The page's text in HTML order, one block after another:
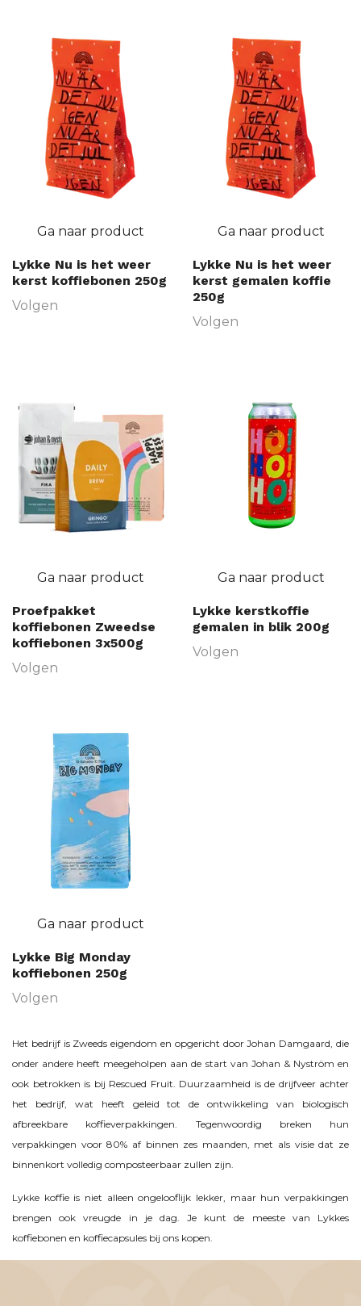
Ga naar product
Lykke Nu is het weer
kerst koffiebonen 250g
Volgen
Ga naar product
Lykke Nu is het weer
kerst gemalen koffie
250g
Volgen
Ga naar product
Proefpakket
koffiebonen Zweedse
koffiebonen 3x500g
Volgen
Ga naar product
Lykke kerstkoffie
gemalen in blik 200g
Volgen
Ga naar product
Lykke Big Monday
koffiebonen 250g
Volgen
Het bedrijf is Zweeds eigendom en opgericht door Johan Damgaard, die
onder andere heeft meegeholpen aan de start van Johan & Nyström en
ook betrokken is bij Rescued Fruit. Duurzaamheid is de drijfveer achter
het bedrijf, wat heeft geleid tot de ontwikkeling van biologisch
afbreekbare koffieverpakkingen. Tegenwoordig breken hun
verpakkingen voor 80% af binnen zes maanden, met als visie dat ze
binnenkort volledig composteerbaar zullen zijn.
Lykke koffie is niet alleen ongelooflijk lekker, maar hun verpakkingen
brengen ook vreugde in je dag. Je kunt de meeste van Lykkes
koffiebonen en koffiecapsules bij ons kopen.